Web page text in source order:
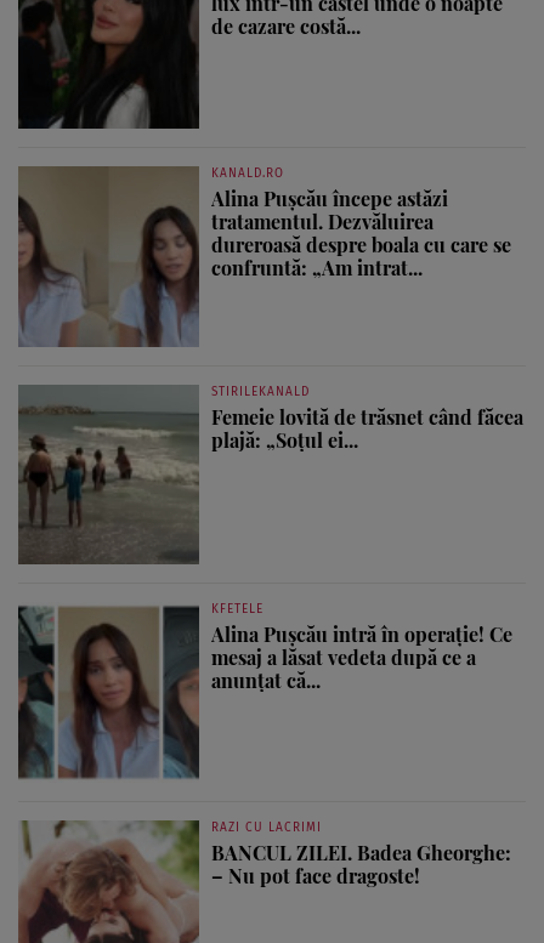
de cazare costă...
KANALD.RO
Alina Pușcău începe astăzi
tratamentul. Dezvăluirea
dureroasă despre boala cu care se
confruntă: „Am intrat...
STIRILEKANALD
Femeie lovită de trăsnet când făcea
plajă: „Soțul ei...
KFETELE
Alina Pușcău intră în operație! Ce
mesaj a lăsat vedeta după ce a
anunțat că...
RAZI CU LACRIMI
BANCUL ZILEI. Badea Gheorghe:
– Nu pot face dragoste!